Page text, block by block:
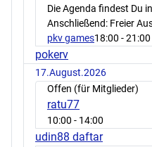
Die Agenda findest Du
Anschließend: Freier
pkv games18:00 - 21:00
pokerv
17.August.2026
Offen (für Mitglieder)
ratu77
10:00 - 14:00
udin88 daftar